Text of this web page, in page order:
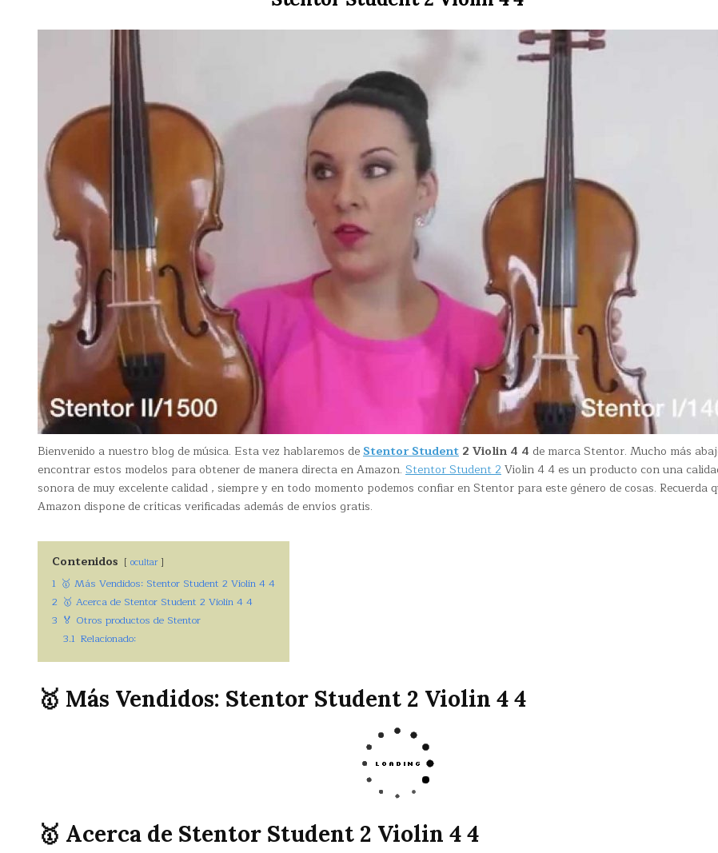
Bienvenido a nuestro blog de música. Esta vez hablaremos deStentor Student 2 Violin 4 4 de marca Stentor. Mucho más
encontrar estos modelos para obtener de manera directa en Amazon. Stentor Student 2Violin 4 4 es un producto con una
sonora de muy excelente calidad , siempre y en todo momento podemos confiar en Stentor para este género de cosas. Recuerda
Amazon dispone de críticas verificadas además de envíos gratis.
Contenidos ocultar
1 🥇 Más Vendidos: Stentor Student 2 Violin 4 4
2 🥇 Acerca de Stentor Student 2 Violin 4 4
3 🏅 Otros productos de Stentor
3.1 Relacionado:
🥇 Más Vendidos: Stentor Student 2 Violin 4 4
🥇 Acerca de Stentor Student 2 Violin 4 4